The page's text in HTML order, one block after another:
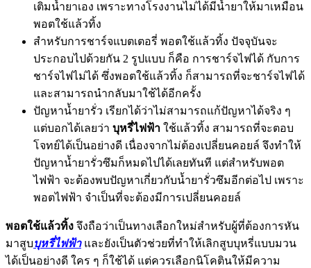
เติมน้ำยาเอง เพราะทางโรงงานไม่ได้มีน้ำยาให้มาเหมือน
พอตใช้แล้วทิ้ง
สำหรับการชาร์จแบตเตอรี่ พอตใช้แล้วทิ้ง ปัจจุบันจะ
ประกอบไปด้วยกัน 2 รูปแบบ ก็คือ การชาร์จไฟได้ กับการ
ชาร์จไฟไม่ได้ ซึ่งพอตใช้แล้วทิ้ง ก็สามารถที่จะชาร์จไฟได้
และสามารถนำกลับมาใช้ได้อีกครั้ง
ปัญหาน้ำยารั่ว เรียกได้ว่าไม่สามารถแก้ปัญหาได้จริง ๆ
แต่บอกได้เลยว่า บุหรี่ไฟฟ้า ใช้แล้วทิ้ง สามารถที่จะตอบ
โจทย์ได้เป็นอย่างดี เนื่องจากไม่ต้องเปลี่ยนคอยล์ จึงทำให้
ปัญหาน้ำยารั่วซึมก็หมดไปได้เลยทันที แต่สำหรับพอต
ไฟฟ้า จะต้องพบปัญหาเกี่ยวกับน้ำยารั่วซึมอีกต่อไป เพราะ
พอตไฟฟ้า จำเป็นที่จะต้องมีการเปลี่ยนคอยล์
พอตใช้แล้วทิ้ง จึงถือว่าเป็นทางเลือกใหม่สำหรับผู้ที่ต้องการหัน
มาสูบบุหรี่ไฟฟ้าและยังเป็นตัวช่วยที่ทำให้เลิกสูบบุหรี่แบบมวน
ได้เป็นอย่างดี ใคร ๆ ก็ใช้ได้ แต่ควรเลือกนิโคตินให้มีความ